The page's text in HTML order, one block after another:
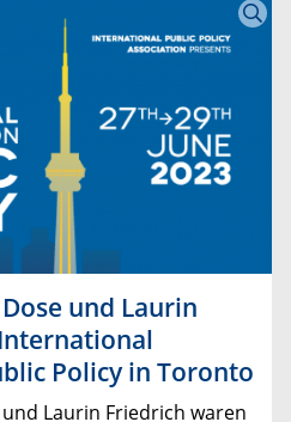
und Laurin
Policy in Toronto
Laurin Friedrich waren